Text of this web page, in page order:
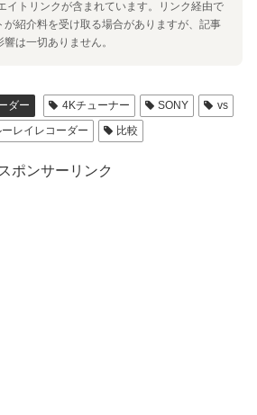
イトリンクが含まれています。リンク経由で
が紹介料を受け取る場合がありますが、記事
は一切ありません。
ダー 4Kチューナー SONY
vs
ーレイレコーダー 比較
スポンサーリンク